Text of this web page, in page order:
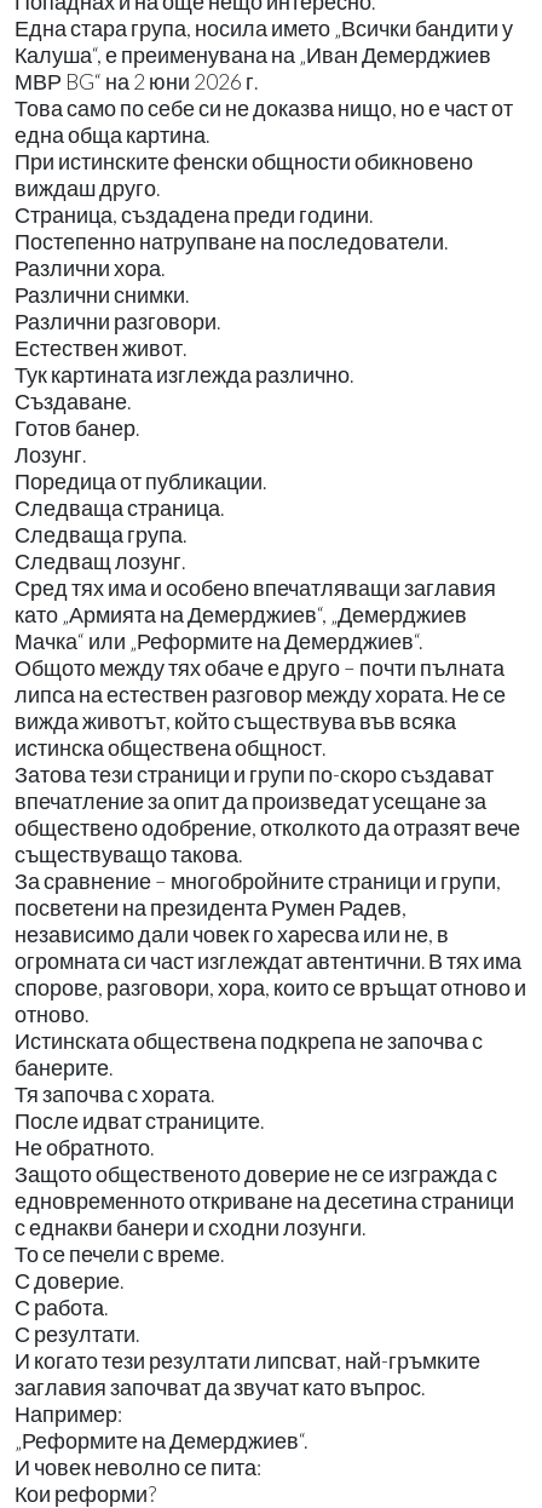
Една стара група, носила името „Всички бандити у
Калуша“, е преименувана на „Иван Демерджиев
МВР BG“ на 2 юни 2026 г.
Това само по себе си не доказва нищо, но е част от
една обща картина.
При истинските фенски общности обикновено
виждаш друго.
Страница, създадена преди години.
Постепенно натрупване на последователи.
Различни хора.
Различни снимки.
Различни разговори.
Естествен живот.
Тук картината изглежда различно.
Създаване.
Готов банер.
Лозунг.
Поредица от публикации.
Следваща страница.
Следваща група.
Следващ лозунг.
Сред тях има и особено впечатляващи заглавия
като „Армията на Демерджиев“, „Демерджиев
Мачка“ или „Реформите на Демерджиев“.
Общото между тях обаче е друго – почти пълната
липса на естествен разговор между хората. Не се
вижда животът, който съществува във всяка
истинска обществена общност.
Затова тези страници и групи по-скоро създават
впечатление за опит да произведат усещане за
обществено одобрение, отколкото да отразят вече
съществуващо такова.
За сравнение – многобройните страници и групи,
посветени на президента Румен Радев,
независимо дали човек го харесва или не, в
огромната си част изглеждат автентични. В тях има
спорове, разговори, хора, които се връщат отново и
отново.
Истинската обществена подкрепа не започва с
банерите.
Тя започва с хората.
После идват страниците.
Не обратното.
Защото общественото доверие не се изгражда с
едновременното откриване на десетина страници
с еднакви банери и сходни лозунги.
То се печели с време.
С доверие.
С работа.
С резултати.
И когато тези резултати липсват, най-гръмките
заглавия започват да звучат като въпрос.
Например:
„Реформите на Демерджиев“.
И човек неволно се пита:
Кои реформи?